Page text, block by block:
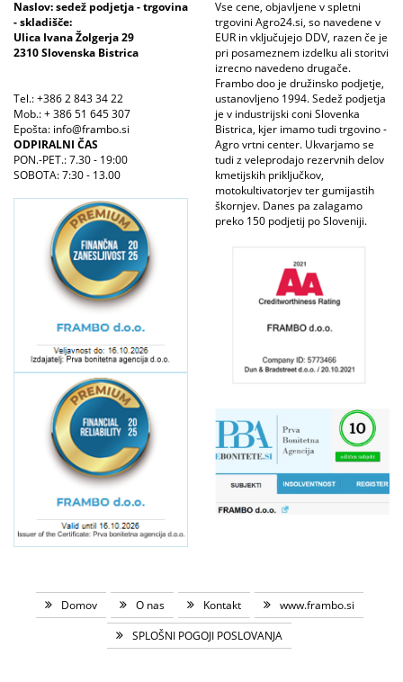
Naslov: sedež podjetja - trgovina
- skladišče:
Ulica Ivana Žolgerja 29
2310 Slovenska Bistrica
Tel.: +386 2 843 34 22
Mob.: + 386 51 645 307
Epošta: info@frambo.si
ODPIRALNI ČAS
PON.-PET.: 7.30 - 19:00
SOBOTA: 7:30 - 13.00
Vse cene, objavljene v spletni
trgovini Agro24.si, so navedene v
EUR in vključujejo DDV, razen če je
pri posameznem izdelku ali storitvi
izrecno navedeno drugače.
Frambo doo je družinsko podjetje,
ustanovljeno 1994. Sedež podjetja
je v industrijski coni Slovenka
Bistrica, kjer imamo tudi trgovino -
Agro vrtni center. Ukvarjamo se
tudi z veleprodajo rezervnih delov
kmetijskih priključkov,
motokultivatorjev ter gumijastih
škornjev. Danes pa zalagamo
preko 150 podjetij po Sloveniji.
Domov O nas Kontakt
www.frambo.si
SPLOŠNI POGOJI POSLOVANJA